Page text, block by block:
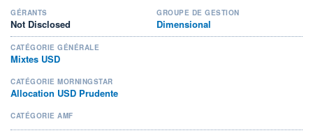
GÉRANTS
Not Disclosed
GROUPE DE GESTION
Dimensional
CATÉGORIE GÉNÉRALE
Mixtes USD
CATÉGORIE MORNINGSTAR
Allocation USD Prudente
CATÉGORIE AMF